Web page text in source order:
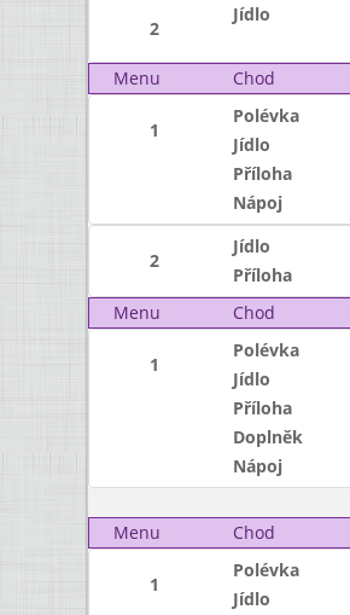
2
Jídlo
Menu Chod
1
Polévka
Jídlo
Příloha
Nápoj
2
Jídlo
Příloha
Menu
Chod
1
Polévka
Jídlo
Příloha
Doplněk
Nápoj
Menu
Chod
1
Polévka
Jídlo